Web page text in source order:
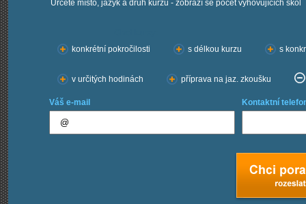
Určete místo, jazyk a druh kurzu - zobrazí se počet vyhovujících škol
konkrétní pokročilosti
s délkou kurzu s
v určitých hodinách příprava na jaz. zkoušku
Váš e-mail Kontaktní